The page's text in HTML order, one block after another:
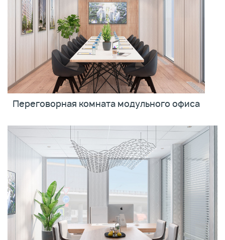
Переговорная комната модульного офиса